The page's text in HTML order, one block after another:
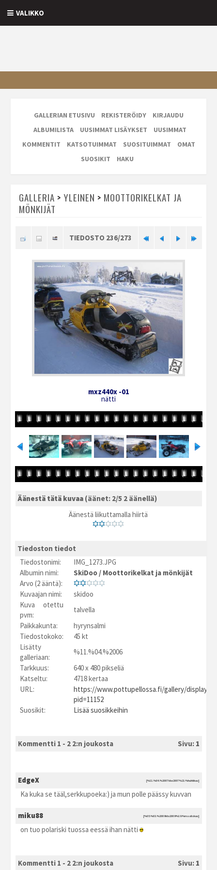
VALIKKO
GALLERIAN ETUSIVU REKISTERÖIDY
KIRJAUDU
ALBUMILISTA
UUSIMMAT LISÄYKSET
UUSIMMAT
KOMMENTIT
KATSOTUIMMAT SUOSITUIMMAT
OMAT
SUOSIKIT
HAKU
GALLERIA > YLEINEN > MOOTTORIKELKAT JA
MÖNKIJÄT
TIEDOSTO 236/273
mxz440x -01
nätti
Äänestä tätä kuvaa (äänet: 2/5 2 äänellä)
Äänestä liikuttamalla hiirtä
Tiedoston tiedot
Tiedostonimi:
IMG_1273.JPG
Albumin nimi:
SkiDoo / Moottorikelkat ja mönkijät
Arvo (2 ääntä):
Kuvaajan nimi:
skidoo
Kuva otettu
pvm:
talvella
Paikkakunta:
hyrynsalmi
Tiedostokoko:
45 kt
Lisätty
galleriaan:
%11.%04.%2006
Tarkkuus:
640 x 480 pikseliä
Katseltu:
4718 kertaa
URL:
https://www.pottupellossa.fi/gallery/
pid=11152
Suosikit:
Lisää suosikkeihin
Kommentti 1 - 2 2:n joukosta Sivu: 1
EdgeX [%11.%04.%2007 kke2007 %21:%huhtikuu]
Ka kuka se tääl,serkkupoeka:) ja mun polle päässy kuvvan
miku88 [%05.%03.%2009 kto2009 %19:%maaliskuu]
on tuo polariski tuossa eessä ihan nätti
Kommentti 1 - 2 2:n joukosta Sivu: 1